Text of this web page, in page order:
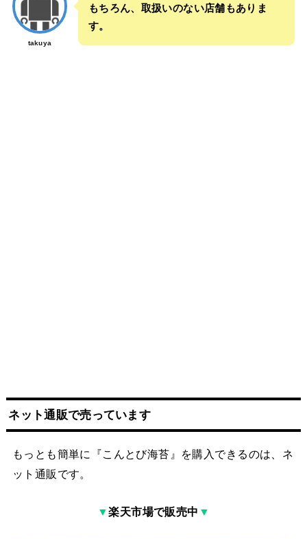
takuya
もちろん、取扱いのない店舗もありま
す。
ネット通販で売っています
もっとも簡単に『こんとび海苔』を購入できるのは、ネ
ット通販です。
▼楽天市場で販売中 ▼